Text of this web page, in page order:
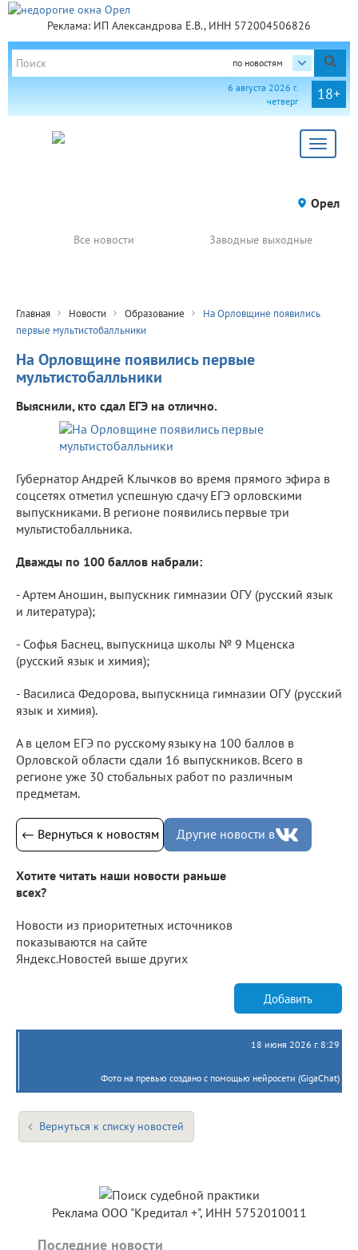
Реклама: ИП Александрова Е.В., ИНН 572004506826
по новостям
18+
6 августа 2026 г.
четверг
Toggle
Орел
Все новости Заводные выходные
Главная Новости Образование
На Орловщине появились
первые мультистобалльники
На Орловщине появились первые
мультистобалльники
Выяснили, кто сдал ЕГЭ на отлично.
Губернатор Андрей Клычков во время прямого эфира в
соцсетях отметил успешную сдачу ЕГЭ орловскими
выпускниками. В регионе появились первые три
мультистобалльника.
Дважды по 100 баллов набрали:
- Артем Аношин, выпускник гимназии ОГУ (русский язык
и литература);
- Софья Баснец, выпускница школы № 9 Мценска
(русский язык и химия);
- Василиса Федорова, выпускница гимназии ОГУ (русский
язык и химия).
А в целом ЕГЭ по русскому языку на 100 баллов в
Орловской области сдали 16 выпускников. Всего в
регионе уже 30 стобальных работ по различным
предметам.
← Вернуться к новостям Другие новости в
Хотите читать наши новости раньше
всех?
Новости из приоритетных источников
показываются на сайте
Яндекс.Новостей выше других
Добавить
18 июня 2026 г. 8:29
Фото на превью создано с помощью нейросети (GigaChat)
Вернуться к списку новостей
Реклама ООО "Кредитал +", ИНН 5752010011
Последние новости